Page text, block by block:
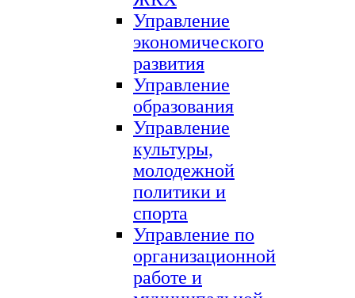
Управление
экономического
развития
Управление
образования
Управление
культуры,
молодежной
политики и
спорта
Управление по
организационной
работе и